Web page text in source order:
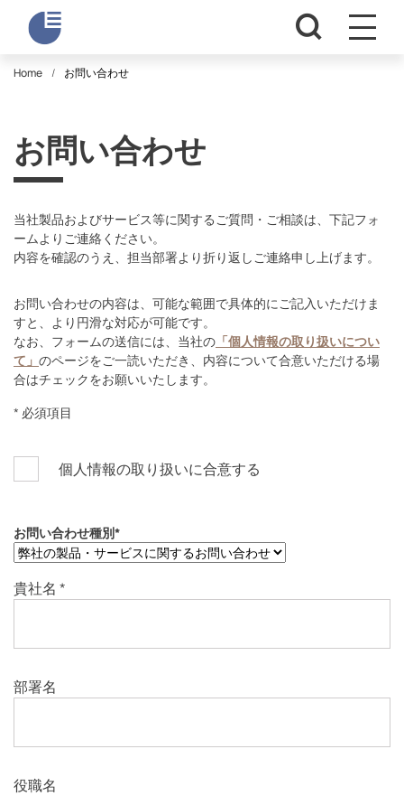
Home お問い合わせ
お問い合わせ
当社製品およびサービス等に関するご質問・ご相談は、下記フォ
ームよりご連絡ください。
内容を確認のうえ、担当部署より折り返しご連絡申し上げます。
お問い合わせの内容は、可能な範囲で具体的にご記入いただけま
すと、より円滑な対応が可能です。
なお、フォームの送信には、当社の 「個人情報の取り扱いについ
て」 のページをご一読いただき、内容について合意いただける場
合はチェックをお願いいたします。
* 必須項目
個人情報の取り扱いに合意する
お問い合わせ種別*
貴社名 *
部署名
役職名